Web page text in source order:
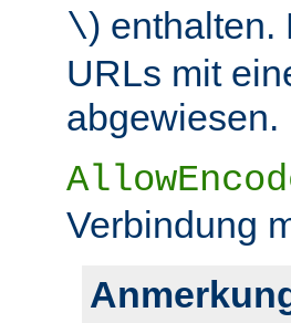
\) enthalten.
URLs mit
abgewiesen.
Verbindung